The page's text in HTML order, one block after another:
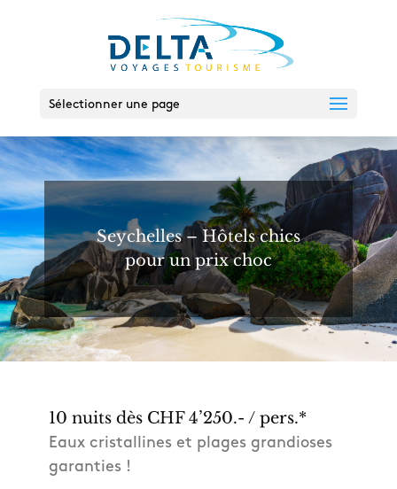
Sélectionner une page
Seychelles – Hôtels chics
pour un prix choc
10 nuits dès CHF 4’250.- / pers.*
Eaux cristallines et plages grandioses
garanties !